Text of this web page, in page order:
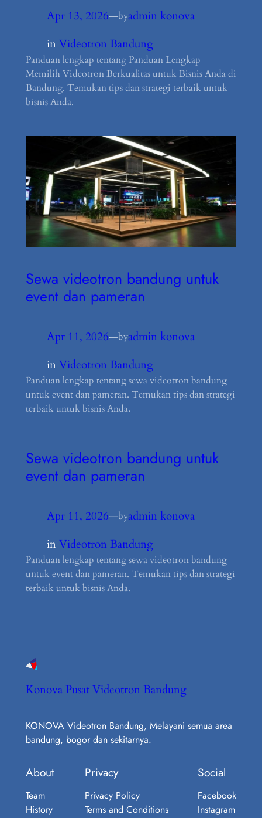
Apr 13, 2026—byadmin konova
inVideotron Bandung
Panduan lengkap tentang Panduan Lengkap
Memilih Videotron Berkualitas untuk Bisnis Anda di
Bandung. Temukan tips dan strategi terbaik untuk
bisnis Anda.
Sewa videotron bandung untuk
event dan pameran
Apr 11, 2026—byadmin konova
inVideotron Bandung
Panduan lengkap tentang sewa videotron bandung
untuk event dan pameran. Temukan tips dan strategi
terbaik untuk bisnis Anda.
Sewa videotron bandung untuk
event dan pameran
Apr 11, 2026—byadmin konova
inVideotron Bandung
Panduan lengkap tentang sewa videotron bandung
untuk event dan pameran. Temukan tips dan strategi
terbaik untuk bisnis Anda.
Konova Pusat Videotron Bandung
KONOVA Videotron Bandung, Melayani semua area
bandung, bogor dan sekitarnya.
About
Team
History
Privacy
Privacy Policy
Terms and Conditions
Social
Facebook
Instagram